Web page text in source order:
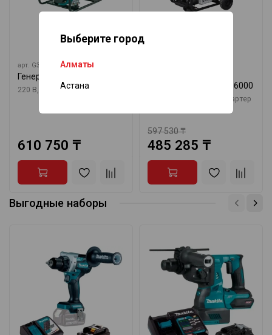
Выберите город
Алматы
Астана
арт. G3500K
Генератор Makita G3500K
220 В, 3500 ВА
610 750 ₸
дизельный Senci SCD6000
5 кВт, 220 В, электростартер
597 530 ₸
485 285 ₸
Выгодные наборы